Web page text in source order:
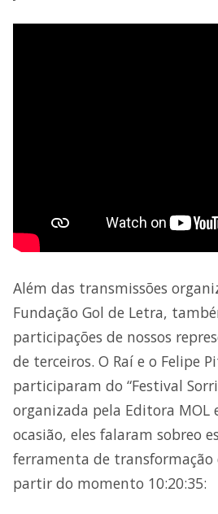
Além das transmissões
Fundação Gol de Letra,
participações de nossos
de terceiros. O Raí e o Felipe
participaram do “Festival
organizada pela Editora MOL
ocasião, eles falaram sobreo
ferramenta de transformação
partir do momento 10:20:35: